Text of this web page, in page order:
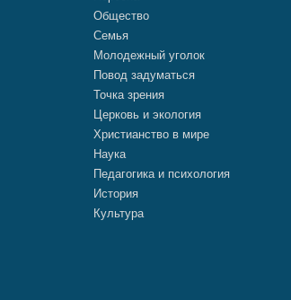
Общество
Семья
Молодежный уголок
Повод задуматься
Точка зрения
Церковь и экология
Христианство в мире
Наука
Педагогика и психология
История
Культура